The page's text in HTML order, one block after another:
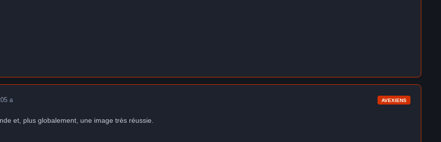
5 a AVEXIENS
et, plus globalement, une image très réussie.